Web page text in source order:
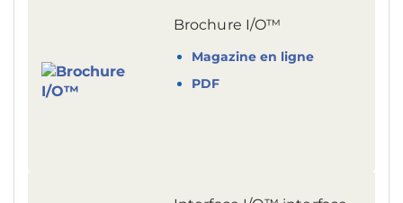
Brochure I/O™
Magazine en ligne
PDF